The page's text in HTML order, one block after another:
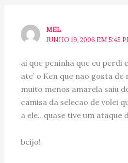
MEL
JUNHO 19, 2006 EM 5:45
ai que peninha que eu perdi
ate’ o Ken que nao gosta
muito menos amarela saiu
camisa da selecao de volei
a ele…quase tive um ataque
beijo!